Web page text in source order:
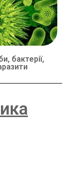
бактерії,